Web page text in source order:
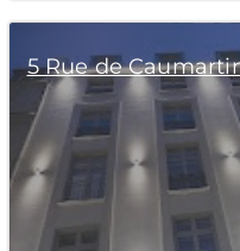
5 Rue de